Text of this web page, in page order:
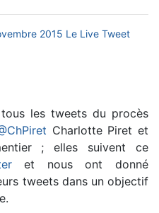
2015 Le Live Tweet
les tweets du procès
Charlotte Piret et
; elles suivent ce
et nous ont donné
tweets dans un objectif